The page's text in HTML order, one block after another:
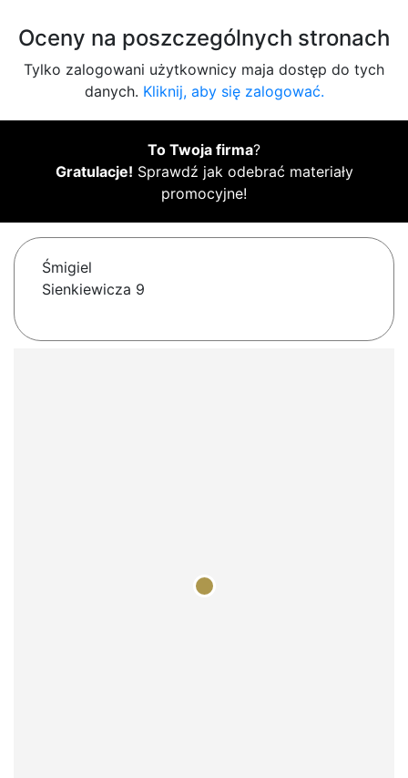
Oceny na poszczególnych stronach
Tylko zalogowani użytkownicy maja dostęp do tych
danych. Kliknij, aby się zalogować.
To Twoja firma?
Gratulacje! Sprawdź jak odebrać materiały
promocyjne!
Śmigiel
Sienkiewicza 9